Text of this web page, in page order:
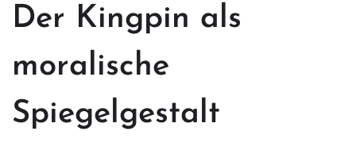
Der Kingpin als
moralische
Spiegelgestalt